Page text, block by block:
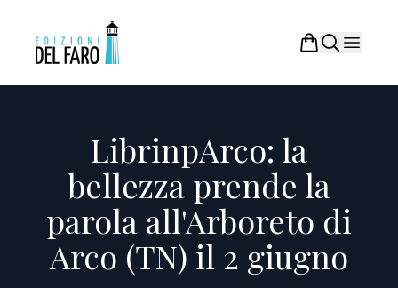
LibrinpArco: la
bellezza prende la
parola all'Arboreto di
Arco (TN) il 2 giugno